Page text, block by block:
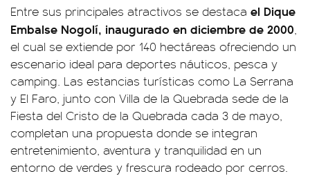
Entre sus principales atractivos se destaca el Dique
Embalse Nogolí, inaugurado en diciembre de 2000,
el cual se extiende por 140 hectáreas ofreciendo un
escenario ideal para deportes náuticos, pesca y
camping. Las estancias turísticas como La Serrana
y El Faro, junto con Villa de la Quebrada sede de la
Fiesta del Cristo de la Quebrada cada 3 de mayo,
completan una propuesta donde se integran
entretenimiento, aventura y tranquilidad en un
entorno de verdes y frescura rodeado por cerros.